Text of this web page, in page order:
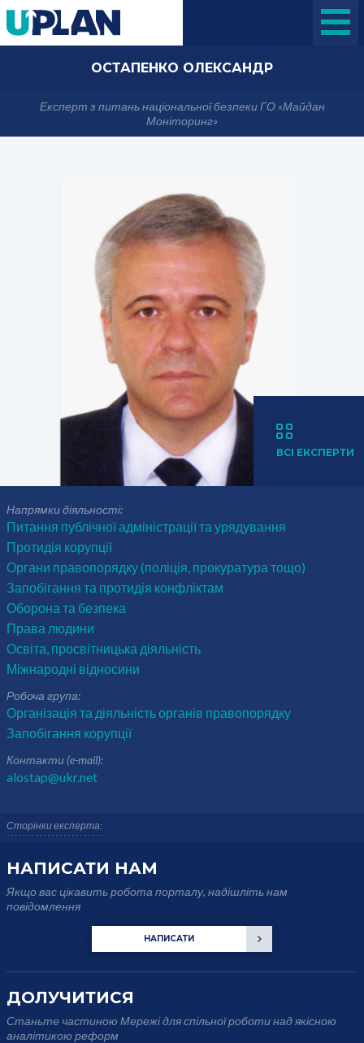
Сторінки експерта:
ОСТАПЕНКО ОЛЕКСАНДР
Експерт з питань національної безпеки ГО «Майдан
Моніторинг»
ВСІ ЕКСПЕРТИ
Напрямки діяльності:
Питання публічної адміністрації та урядування
Протидія корупції
Органи правопорядку (поліція, прокуратура тощо)
Запобігання та протидія конфліктам
Оборона та безпека
Права людини
Освіта, просвітницька діяльність
Міжнародні відносини
Робоча група:
Організація та діяльність органів правопорядку
Запобігання корупції
Контакти (e-mail):
alostap@ukr.net
НАПИСАТИ НАМ
Якщо вас цікавить робота порталу, надішліть нам
повідомлення
НАПИСАТИ
ДОЛУЧИТИСЯ
Станьте частиною Мережі для спільної роботи над якісною
аналітикою реформ